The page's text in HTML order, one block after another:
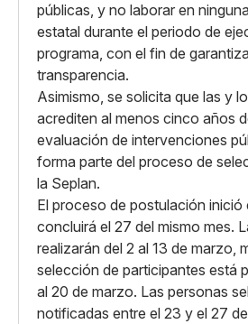
públicas, y no laborar en
estatal durante el periodo de
programa, con el fin de
transparencia.
Asimismo, se solicita que las y
acrediten al menos cinco años
evaluación de intervenciones
forma parte del proceso de
la Seplan.
El proceso de postulación inició
concluirá el 27 del mismo mes.
realizarán del 2 al 13 de marzo,
selección de participantes está
al 20 de marzo. Las personas
notificadas entre el 23 y el 27